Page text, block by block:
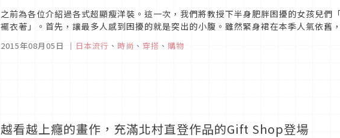
之前為各位介紹過各式超顯瘦洋裝。這一次，我們將教授下半身肥胖困擾的女孩兒們
襬衣著」。首先，讓最多人感到困擾的就是突出的小腹。雖然緊身裙在本季人氣依舊
2015年08月05日 ｜ 日本流行 、 時尚 、 穿搭 、 購物
越看越上癮的畫作，充滿北村直登作品的Gift Shop登場